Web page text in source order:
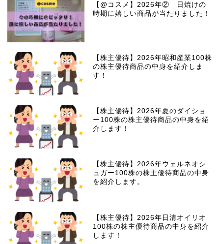
【@コスメ】2026年② 日焼けの
時期に嬉しい商品が当たりました！
【株主優待】2026年昭和産業100株
の株主優待商品の中身を紹介しま
す！
【株主優待】2026年夏のダイショ
ー100株の株主優待商品の中身を紹
介します！
【株主優待】2026年ウェルネオシ
ュガー100株の株主優待商品の中身
を紹介します。
【株主優待】2026年日清オイリオ
100株の株主優待商品の中身を紹介
します！